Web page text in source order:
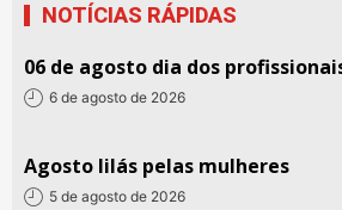
NOTÍCIAS RÁPIDAS
06 de agosto dia dos
6 de agosto de 2026
Agosto lilás pelas mulheres
5 de agosto de 2026